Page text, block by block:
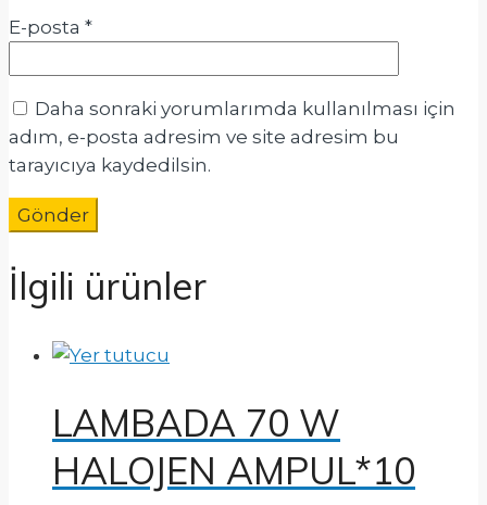
E-posta *
Daha sonraki yorumlarımda kullanılması için
adım, e-posta adresim ve site adresim bu
tarayıcıya kaydedilsin.
İlgili ürünler
LAMBADA 70 W
HALOJEN AMPUL*10